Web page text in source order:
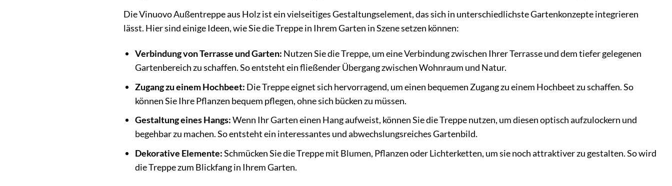
Die Vinuovo Außentreppe aus Holz ist ein vielseitiges Gestaltungselement, das sich in unterschiedlichste Gartenkonzepte integrieren
lässt. Hier sind einige Ideen, wie Sie die Treppe in Ihrem Garten in Szene setzen können:
Verbindung von Terrasse und Garten: Nutzen Sie die Treppe, um eine Verbindung zwischen Ihrer Terrasse und dem tiefer gelegenen
Gartenbereich zu schaffen. So entsteht ein fließender Übergang zwischen Wohnraum und Natur.
Zugang zu einem Hochbeet: Die Treppe eignet sich hervorragend, um einen bequemen Zugang zu einem Hochbeet zu schaffen. So
können Sie Ihre Pflanzen bequem pflegen, ohne sich bücken zu müssen.
Gestaltung eines Hangs:Wenn Ihr Garten einen Hang aufweist, können Sie die Treppe nutzen, um diesen optisch aufzulockern und
begehbar zu machen. So entsteht ein interessantes und abwechslungsreiches Gartenbild.
Dekorative Elemente:Schmücken Sie die Treppe mit Blumen, Pflanzen oder Lichterketten, um sie noch attraktiver zu gestalten. So wird
die Treppe zum Blickfang in Ihrem Garten.